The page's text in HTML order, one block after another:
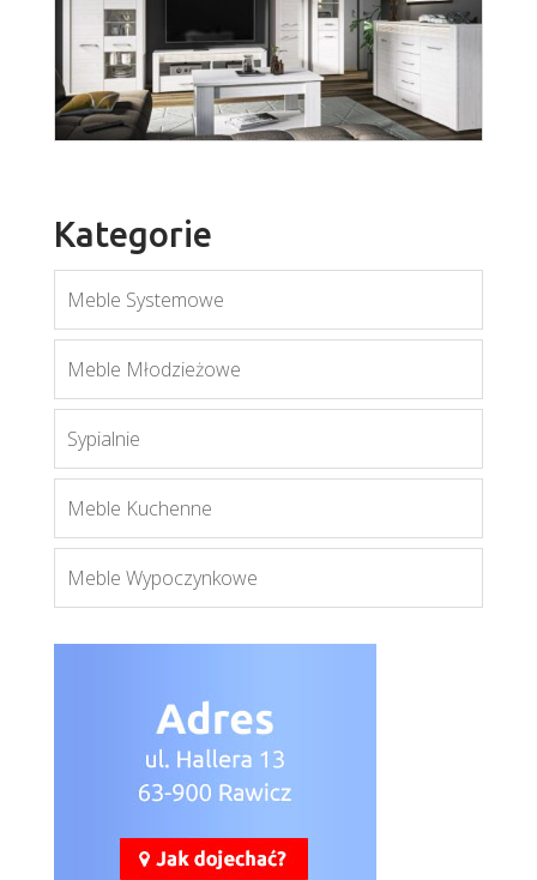
Kategorie
Meble Systemowe
Meble Młodzieżowe
Sypialnie
Meble Kuchenne
Meble Wypoczynkowe